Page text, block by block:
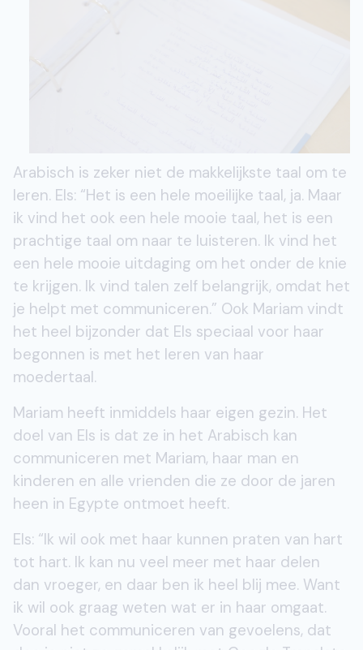
Arabisch is zeker niet de makkelijkste taal om te
leren. Els: “Het is een hele moeilijke taal, ja. Maar
ik vind het ook een hele mooie taal, het is een
prachtige taal om naar te luisteren. Ik vind het
een hele mooie uitdaging om het onder de knie
te krijgen. Ik vind talen zelf belangrijk, omdat het
je helpt met communiceren.” Ook Mariam vindt
het heel bijzonder dat Els speciaal voor haar
begonnen is met het leren van haar
moedertaal.
Mariam heeft inmiddels haar eigen gezin. Het
doel van Els is dat ze in het Arabisch kan
communiceren met Mariam, haar man en
kinderen en alle vrienden die ze door de jaren
heen in Egypte ontmoet heeft.
Els: “Ik wil ook met haar kunnen praten van hart
tot hart. Ik kan nu veel meer met haar delen
dan vroeger, en daar ben ik heel blij mee. Want
ik wil ook graag weten wat er in haar omgaat.
Vooral het communiceren van gevoelens, dat